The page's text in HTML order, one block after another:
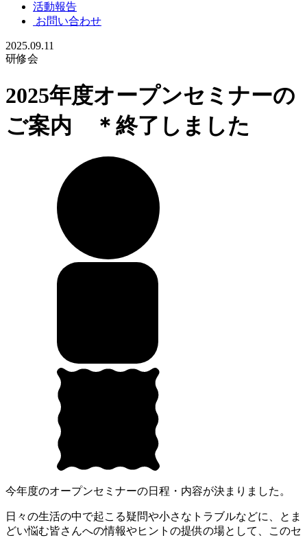
活動報告
お問い合わせ
2025.09.11
研修会
2025年度オープンセミナーの
ご案内 ＊終了しました
今年度のオープンセミナーの日程・内容が決まりました。
日々の生活の中で起こる疑問や小さなトラブルなどに、とま
どい悩む皆さんへの情報やヒントの提供の場として、このセ